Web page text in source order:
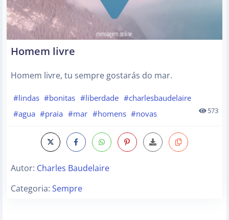
Homem livre
Homem livre, tu sempre gostarás do mar.
#lindas #bonitas #liberdade #charlesbaudelaire
#agua #praia #mar #homens #novas 573
Autor: Charles Baudelaire
Categoria: Sempre